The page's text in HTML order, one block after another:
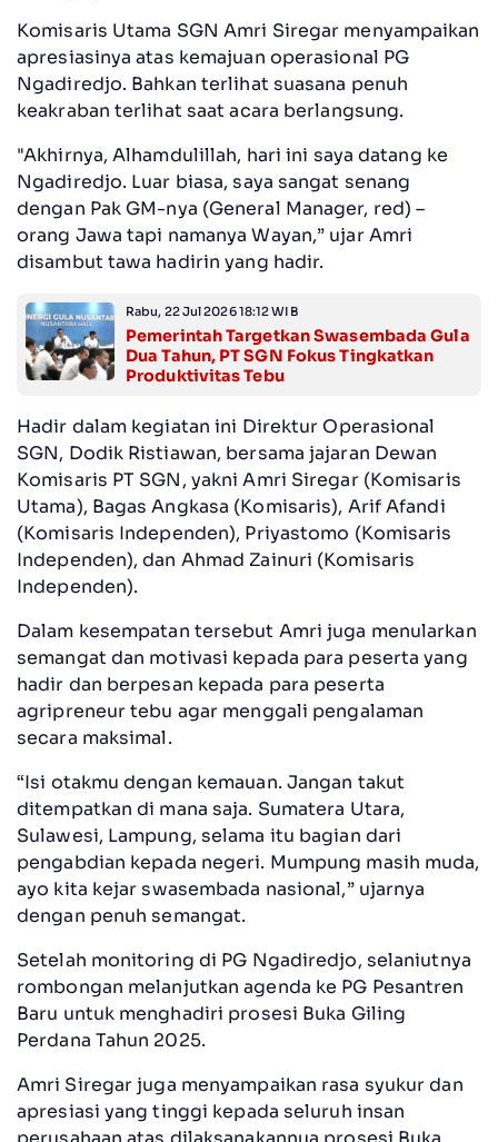
Komisaris Utama SGN Amri Siregar menyampaikan
apresiasinya atas kemajuan operasional PG
Ngadiredjo. Bahkan terlihat suasana penuh
keakraban terlihat saat acara berlangsung.
"Akhirnya, Alhamdulillah, hari ini saya datang ke
Ngadiredjo. Luar biasa, saya sangat senang
dengan Pak GM-nya (General Manager, red) –
orang Jawa tapi namanya Wayan,” ujar Amri
disambut tawa hadirin yang hadir.
Rabu, 22 Jul 2026 18:12 WIB
Pemerintah Targetkan Swasembada Gula
Dua Tahun, PT SGN Fokus Tingkatkan
Produktivitas Tebu
Hadir dalam kegiatan ini Direktur Operasional
SGN, Dodik Ristiawan, bersama jajaran Dewan
Komisaris PT SGN, yakni Amri Siregar (Komisaris
Utama), Bagas Angkasa (Komisaris), Arif Afandi
(Komisaris Independen), Priyastomo (Komisaris
Independen), dan Ahmad Zainuri (Komisaris
Independen).
Dalam kesempatan tersebut Amri juga menularkan
semangat dan motivasi kepada para peserta yang
hadir dan berpesan kepada para peserta
agripreneur tebu agar menggali pengalaman
secara maksimal.
“Isi otakmu dengan kemauan. Jangan takut
ditempatkan di mana saja. Sumatera Utara,
Sulawesi, Lampung, selama itu bagian dari
pengabdian kepada negeri. Mumpung masih muda,
ayo kita kejar swasembada nasional,” ujarnya
dengan penuh semangat.
Setelah monitoring di PG Ngadiredjo, selaniutnya
rombongan melanjutkan agenda ke PG Pesantren
Baru untuk menghadiri prosesi Buka Giling
Perdana Tahun 2025.
Amri Siregar juga menyampaikan rasa syukur dan
apresiasi yang tinggi kepada seluruh insan